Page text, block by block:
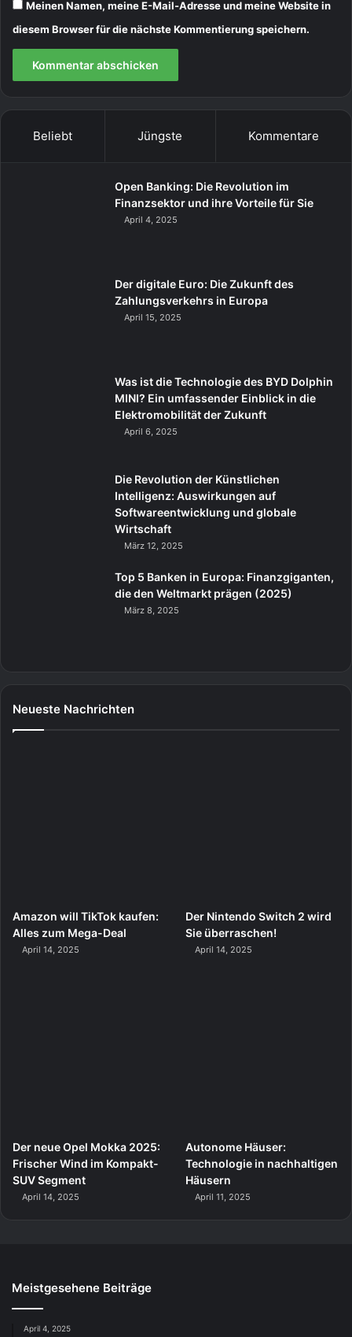
Meinen Namen, meine E-Mail-Adresse und meine Website in
diesem Browser für die nächste Kommentierung speichern.
Beliebt Jüngste Kommentare
Open Banking: Die Revolution im
Finanzsektor und ihre Vorteile für Sie
April 4, 2025
Der digitale Euro: Die Zukunft des
Zahlungsverkehrs in Europa
April 15, 2025
Was ist die Technologie des BYD Dolphin
MINI? Ein umfassender Einblick in die
Elektromobilität der Zukunft
April 6, 2025
Die Revolution der Künstlichen
Intelligenz: Auswirkungen auf
Softwareentwicklung und globale
Wirtschaft
März 12, 2025
Top 5 Banken in Europa: Finanzgiganten,
die den Weltmarkt prägen (2025)
März 8, 2025
Neueste Nachrichten
Amazon will TikTok kaufen:
Alles zum Mega-Deal
April 14, 2025
Der Nintendo Switch 2 wird
Sie überraschen!
April 14, 2025
Der neue Opel Mokka 2025:
Frischer Wind im Kompakt-
SUV Segment
April 14, 2025
Autonome Häuser:
Technologie in nachhaltigen
Häusern
April 11, 2025
Meistgesehene Beiträge
April 4, 2025